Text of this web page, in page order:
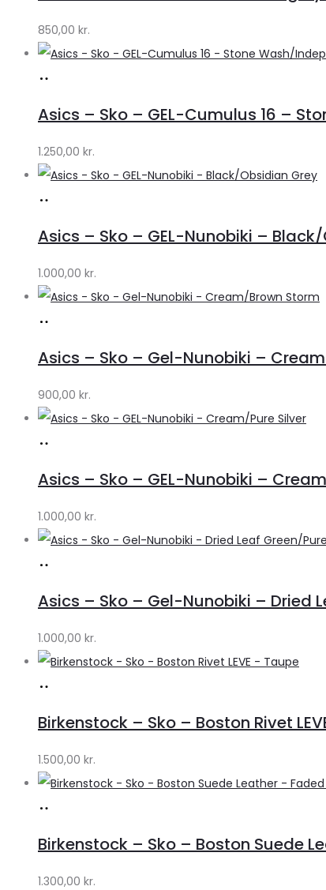
by
Lykke
850,00 kr.
Lykke
by
Lykke
Asics – Sko – GEL-Cumulus 16 –
1.250,00 kr.
Lykke
by
Lykke
Asics – Sko – GEL-Nunobiki –
1.000,00 kr.
Lykke
by
Lykke
Asics – Sko – Gel-Nunobiki –
900,00 kr.
Lykke
by
Lykke
Asics – Sko – GEL-Nunobiki –
1.000,00 kr.
Lykke
by
Lykke
Asics – Sko – Gel-Nunobiki – Dried
1.000,00 kr.
Lykke
by
Lykke
Birkenstock – Sko – Boston Rivet
1.500,00 kr.
Lykke
by
Birkenstock – Sko – Boston Suede
1.300,00 kr.